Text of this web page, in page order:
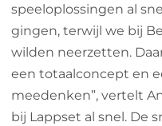
speeloplossingen al
gingen, terwijl we bij
wilden neerzetten.
een totaalconcept en
meedenken”, vertelt
bij Lappset al snel. De